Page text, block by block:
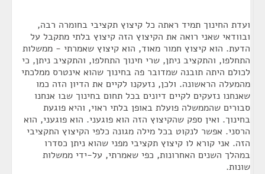
ועדת החינוך תמיד ראתה כל קיצוץ תקציבי בחומרה רבה,
ובוודאי שאני רואה את הקיצוץ הזה קיצוץ בלתי מתקבל על
הדעת. הוא קיצוץ חמור מאוד, הוא קיצוץ שאמרתי - ממשלות
התחלפו, והתקציב ניתן, שרי חינוך התחלפו, והתקציב ניתן, כי
לכולם היתה תובנה שמדובר פה בחינוך שהוא אינטרס ממלכתי
מהמעלה הראשונה. ולכן, נזעקנו לקיים את הדיון הזה כמו
שאנחנו נזעקים לקיים דיונים בכל תחום בחינוך שבו אנחנו
סבורים שהממשלה פועלת באופן בלתי ראוי, והיא פוגעת
בחינוך. ואין ספק שהקיצוץ הזה הוא פוגעני. הוא פוגעני, הוא
הרסני. אפשר לנקוט בכל מילה מגונה כלפי הקיצוץ התקציבי
הזה. אני קורא לו קיצוץ תקציבי מפני שהוא ניתן כסדרו
במהלך השנים האחרונות, כפי שאמרתי, על-ידי ממשלות
שונות.